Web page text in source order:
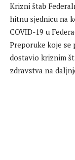
Krizni štab
hitnu sjednicu na
COVID-19 u
Preporuke koje se
dostavio kriznim
zdravstva na